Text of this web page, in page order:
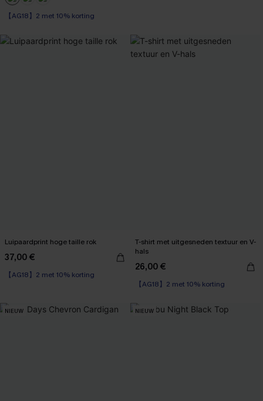
【AG18】2 met 10% korting
Luipaardprint hoge taille rok
37,00 €
【AG18】2 met 10% korting
High Waist
T-shirt met uitgesneden textuur en V-
hals
26,00 €
【AG18】2 met 10% korting
NIEUW NIEUW